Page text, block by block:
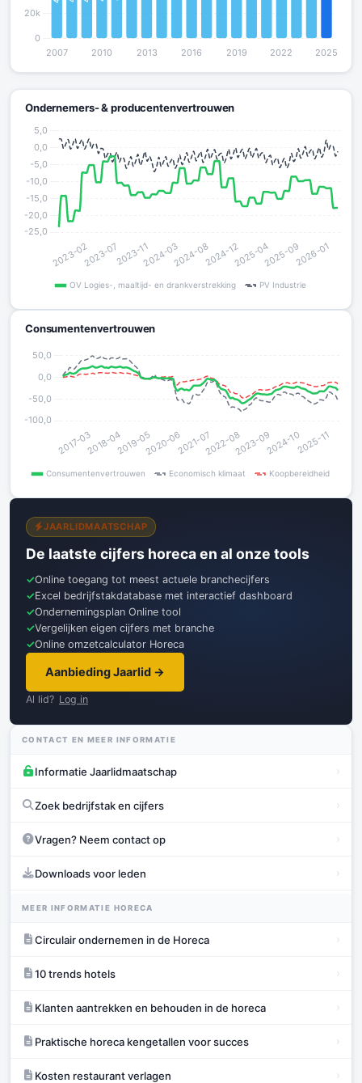
Ondernemers- & producentenvertrouwen
Consumentenvertrouwen
JAARLIDMAATSCHAP
De laatste cijfers horeca en al onze tools
Online toegang tot meest actuele branchecijfers
Excel bedrijfstakdatabase met interactief dashboard
Ondernemingsplan Online tool
Vergelijken eigen cijfers met branche
Online omzetcalculator Horeca
Aanbieding Jaarlid →
Al lid? Log in
CONTACT EN MEER INFORMATIE
Informatie Jaarlidmaatschap ›
Zoek bedrijfstak en cijfers ›
Vragen? Neem contact op ›
Downloads voor leden ›
MEER INFORMATIE HORECA
Circulair ondernemen in de Horeca ›
10 trends hotels ›
Klanten aantrekken en behouden in de horeca ›
Praktische horeca kengetallen voor succes ›
Kosten restaurant verlagen ›